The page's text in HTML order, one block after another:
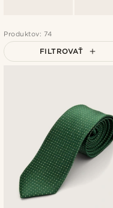
Produktov: 74
FILTROVAŤ